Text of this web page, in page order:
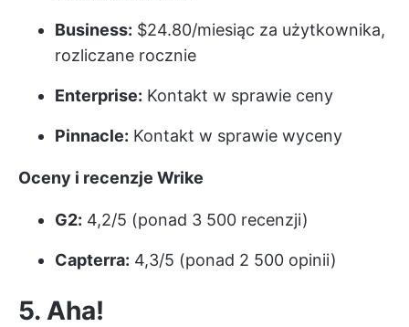
Business: $24.80/miesiąc za użytkownika,
rozliczane rocznie
Enterprise: Kontakt w sprawie ceny
Pinnacle: Kontakt w sprawie wyceny
Oceny i recenzje Wrike
G2: 4,2/5 (ponad 3 500 recenzji)
Capterra: 4,3/5 (ponad 2 500 opinii)
5. Aha!